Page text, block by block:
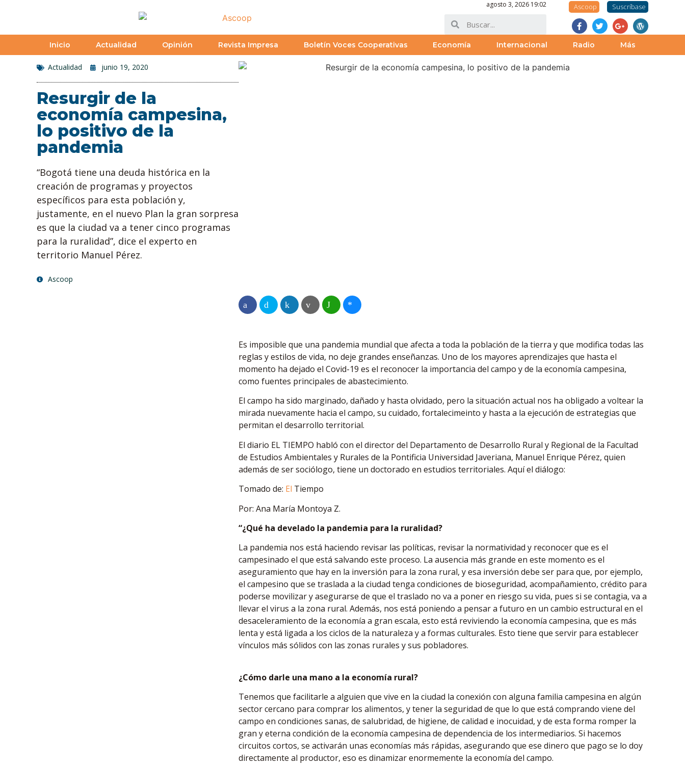
agosto 3, 2026 19:02 Ascoop Suscríbase
Inicio Actualidad Opinión Revista Impresa Boletín Voces Cooperativas Economía Internacional Radio Más
Actualidad junio 19, 2020
Resurgir de la
economía campesina,
lo positivo de la
pandemia
“Bogotá tiene una deuda histórica en la
creación de programas y proyectos
específicos para esta población y,
justamente, en el nuevo Plan la gran sorpresa
es que la ciudad va a tener cinco programas
para la ruralidad”, dice el experto en
territorio Manuel Pérez.
Ascoop
Es imposible que una pandemia mundial que afecta a toda la población de la tierra y que modifica todas las
reglas y estilos de vida, no deje grandes enseñanzas. Uno de los mayores aprendizajes que hasta el
momento ha dejado el Covid-19 es el reconocer la importancia del campo y de la economía campesina,
como fuentes principales de abastecimiento.
El campo ha sido marginado, dañado y hasta olvidado, pero la situación actual nos ha obligado a voltear la
mirada nuevamente hacia el campo, su cuidado, fortalecimeinto y hasta a la ejecución de estrategias que
permitan el desarrollo territorial.
El diario EL TIEMPO habló con el director del Departamento de Desarrollo Rural y Regional de la Facultad
de Estudios Ambientales y Rurales de la Pontificia Universidad Javeriana, Manuel Enrique Pérez, quien
además de ser sociólogo, tiene un doctorado en estudios territoriales. Aquí el diálogo:
Tomado de: El Tiempo
Por: Ana María Montoya Z.
“¿Qué ha develado la pandemia para la ruralidad?
La pandemia nos está haciendo revisar las políticas, revisar la normatividad y reconocer que es el
campesinado el que está salvando este proceso. La ausencia más grande en este momento es el
aseguramiento que hay en la inversión para la zona rural, y esa inversión debe ser para que, por ejemplo,
el campesino que se traslada a la ciudad tenga condiciones de bioseguridad, acompañamiento, crédito para
poderse movilizar y asegurarse de que el traslado no va a poner en riesgo su vida, pues si se contagia, va a
llevar el virus a la zona rural. Además, nos está poniendo a pensar a futuro en un cambio estructural en el
desaceleramiento de la economía a gran escala, esto está reviviendo la economía campesina, que es más
lenta y está ligada a los ciclos de la naturaleza y a formas culturales. Esto tiene que servir para establecer
vínculos más sólidos con las zonas rurales y sus pobladores.
¿Cómo darle una mano a la economía rural?
Tenemos que facilitarle a alguien que vive en la ciudad la conexión con alguna familia campesina en algún
sector cercano para comprar los alimentos, y tener la seguridad de que lo que está comprando viene del
campo en condiciones sanas, de salubridad, de higiene, de calidad e inocuidad, y de esta forma romper la
gran y eterna condición de la economía campesina de dependencia de los intermediarios. Si hacemos
circuitos cortos, se activarán unas economías más rápidas, asegurando que ese dinero que pago se lo doy
directamente al productor, eso es dinamizar enormemente la economía del campo.